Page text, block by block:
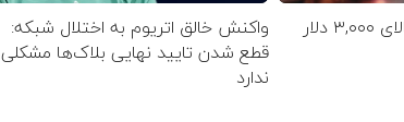
رشد قیمت اتریوم به بالای ۳,۰۰۰ دلار
واکنش خالق اتریوم به اختلال شبکه:
قطع شدن تایید نهایی بلاک‌ها مشکلی
ندارد